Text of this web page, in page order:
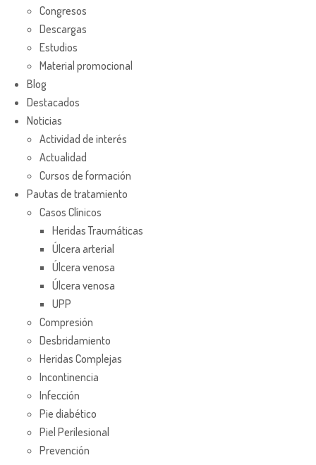
Congresos
Descargas
Estudios
Material promocional
Blog
Destacados
Noticias
Actividad de interés
Actualidad
Cursos de formación
Pautas de tratamiento
Casos Clínicos
Heridas Traumáticas
Úlcera arterial
Úlcera venosa
Úlcera venosa
UPP
Compresión
Desbridamiento
Heridas Complejas
Incontinencia
Infección
Pie diabético
Piel Perilesional
Prevención